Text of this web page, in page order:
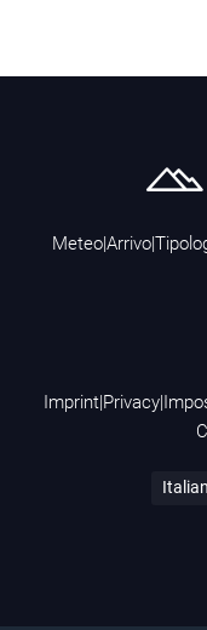
MeteoArrivo
Imprint| Privacy|